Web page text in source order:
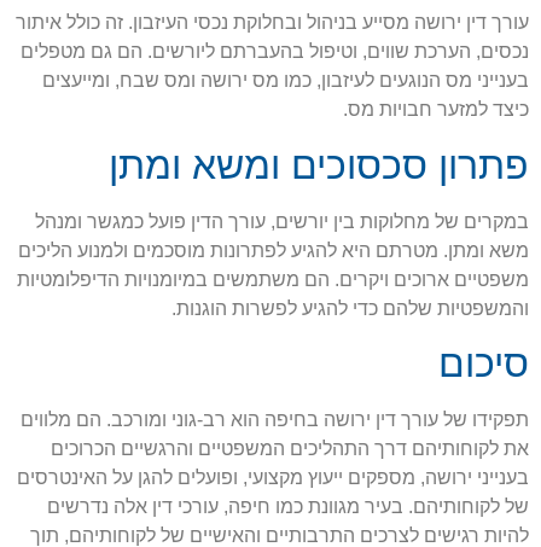
עורך דין ירושה מסייע בניהול ובחלוקת נכסי העיזבון. זה כולל איתור
נכסים, הערכת שווים, וטיפול בהעברתם ליורשים. הם גם מטפלים
בענייני מס הנוגעים לעיזבון, כמו מס ירושה ומס שבח, ומייעצים
כיצד למזער חבויות מס.
פתרון סכסוכים ומשא ומתן
במקרים של מחלוקות בין יורשים, עורך הדין פועל כמגשר ומנהל
משא ומתן. מטרתם היא להגיע לפתרונות מוסכמים ולמנוע הליכים
משפטיים ארוכים ויקרים. הם משתמשים במיומנויות הדיפלומטיות
והמשפטיות שלהם כדי להגיע לפשרות הוגנות.
סיכום
תפקידו של עורך דין ירושה בחיפה הוא רב-גוני ומורכב. הם מלווים
את לקוחותיהם דרך התהליכים המשפטיים והרגשיים הכרוכים
בענייני ירושה, מספקים ייעוץ מקצועי, ופועלים להגן על האינטרסים
של לקוחותיהם. בעיר מגוונת כמו חיפה, עורכי דין אלה נדרשים
להיות רגישים לצרכים התרבותיים והאישיים של לקוחותיהם, תוך